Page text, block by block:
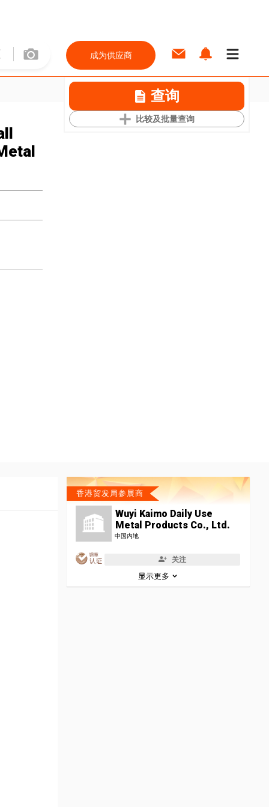
成为供应商
查询
比较及批量查询
香港贸发局参展商
Wuyi Kaimo Daily Use
Metal Products Co., Ltd.
中国内地
关注
显示更多